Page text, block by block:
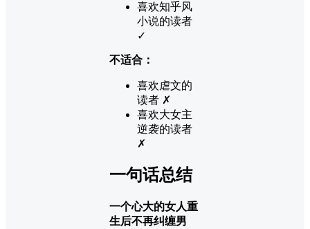
喜欢知乎风
小说的读者
✓
不适合：
喜欢虐文的
读者 ✗
喜欢大女主
逆袭的读者
✗
一句话总结
一个心大的女人重
生后不再纠缠男